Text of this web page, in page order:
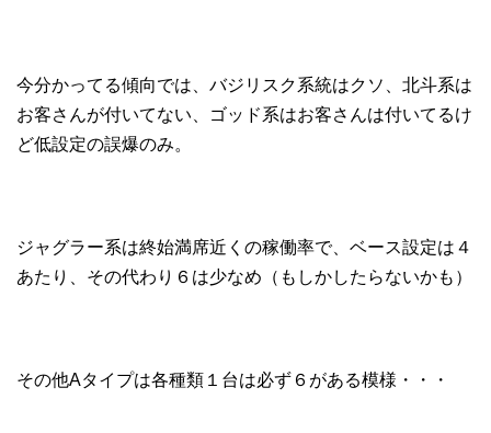
今分かってる傾向では、バジリスク系統はクソ、北斗系は
お客さんが付いてない、ゴッド系はお客さんは付いてるけ
ど低設定の誤爆のみ。
ジャグラー系は終始満席近くの稼働率で、ベース設定は４
あたり、その代わり６は少なめ（もしかしたらないかも）
その他Aタイプは各種類１台は必ず６がある模様・・・